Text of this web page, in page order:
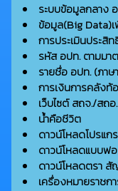
ระบบข้อมูลกลาง
ข้อมูล(Big Data)
การประเมินประสิ
รหัส อปท. ตามมา
รายชื่อ อปท. (ภา
การเงินการคลังท้
เว็บไซต์ สถจ./สถอ.
น้ำคือชีวิต
ดาวน์โหลดโปรแ
ดาวน์โหลดแบบฟ
ดาวน์โหลดตรา
เครื่องหมายราช